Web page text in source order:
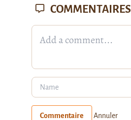
COMMENTAIRES
Commentaire Annuler